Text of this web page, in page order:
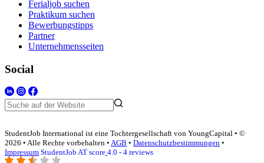
Ferialjob suchen
Praktikum suchen
Bewerbungstipps
Partner
Unternehmensseiten
Social
StudentJob International ist eine Tochtergesellschaft von YoungCapital • ©
2026 • Alle Rechte vorbehalten • AGB • Datenschutzbestimmungen •
Impressum StudentJob AT score 4.0 - 4 reviews